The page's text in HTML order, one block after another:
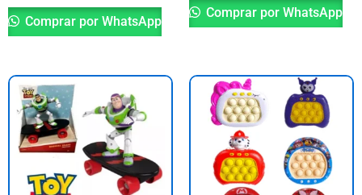
Comprar por WhatsApp
Comprar por WhatsApp